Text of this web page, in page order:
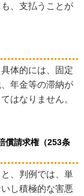
、支払うことが
体的には、固定
年金等の滞納が
はなりません。
償請求権（253条
、判例では、単
し積極的な害悪